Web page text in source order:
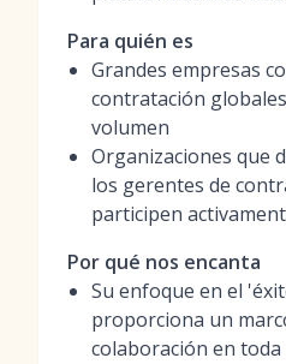
Para quién es
Grandes empresas
contratación
volumen
Organizaciones que
los gerentes de
participen
Por qué nos encanta
Su enfoque en el
proporciona un
colaboración en toda